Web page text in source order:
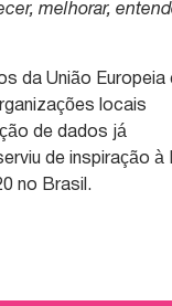
melhorar,
da União Europeia
locais
de dados já
de inspiração à
no Brasil.